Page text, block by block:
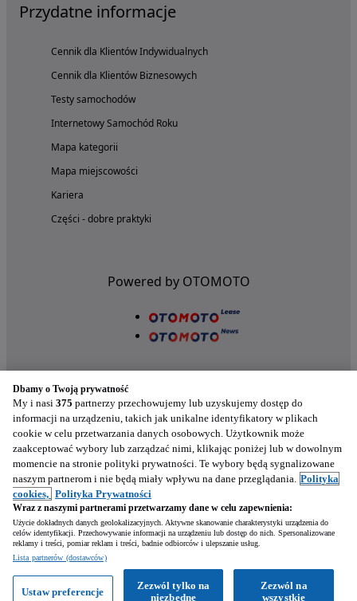
Napisz
Zadzwoń WhatsApp
Przydatne informacje
Cennik dla Klientów Indywidualnych
Cennik dla Klientów Biznesowych
Testy samochodów
Internetowy Samochód Roku
Mapa kategorii
Mapa miejscowości
Kariera
Części - dobre praktyki
Powered by OTOMOTO
Nasze aplikacje w twoim telefonie
Dbamy o Twoją prywatność
My i nasi 375 partnerzy przechowujemy lub uzyskujemy dostęp do
informacji na urządzeniu, takich jak unikalne identyfikatory w plikach
cookie w celu przetwarzania danych osobowych. Użytkownik może
zaakceptować wybory lub zarządzać nimi, klikając poniżej lub w dowolnym
momencie na stronie polityki prywatności. Te wybory będą sygnalizowane
naszym partnerom i nie będą miały wpływu na dane przeglądania. Polityka
cookies, Polityka Prywatności
Wraz z naszymi partnerami przetwarzamy dane w celu zapewnienia:
Użycie dokładnych danych geolokalizacyjnych. Aktywne skanowanie charakterystyki urządzenia do
celów identyfikacji. Przechowywanie informacji na urządzeniu lub dostęp do nich. Spersonalizowane
reklamy i treści, pomiar reklam i treści, badnie odbiorców i ulepszanie usług.
Lista partnerów (dostawców)
Zezwól na
wszystkie
Zezwól tylko na
niezbędne
Ustaw preferencje